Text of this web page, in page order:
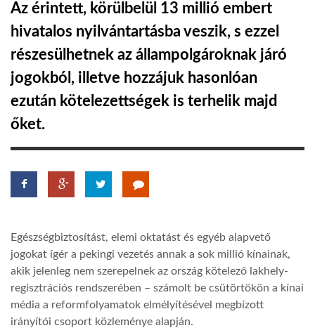
HÍR3D
GLOBOTV
AFRIKA TUDÁSTÁR
A NAP SZÉPE
Az érintett, körülbelül 13 millió embert
hivatalos nyilvántartásba veszik, s ezzel
részesülhetnek az állampolgároknak járó
jogokból, illetve hozzájuk hasonlóan
ezután kötelezettségek is terhelik majd
őket.
Egészségbiztosítást, elemi oktatást és egyéb alapvető
jogokat ígér a pekingi vezetés annak a sok millió kínainak,
akik jelenleg nem szerepelnek az ország kötelező lakhely-
regisztrációs rendszerében – számolt be csütörtökön a kínai
média a reformfolyamatok elmélyítésével megbízott
irányítói csoport közleménye alapján.